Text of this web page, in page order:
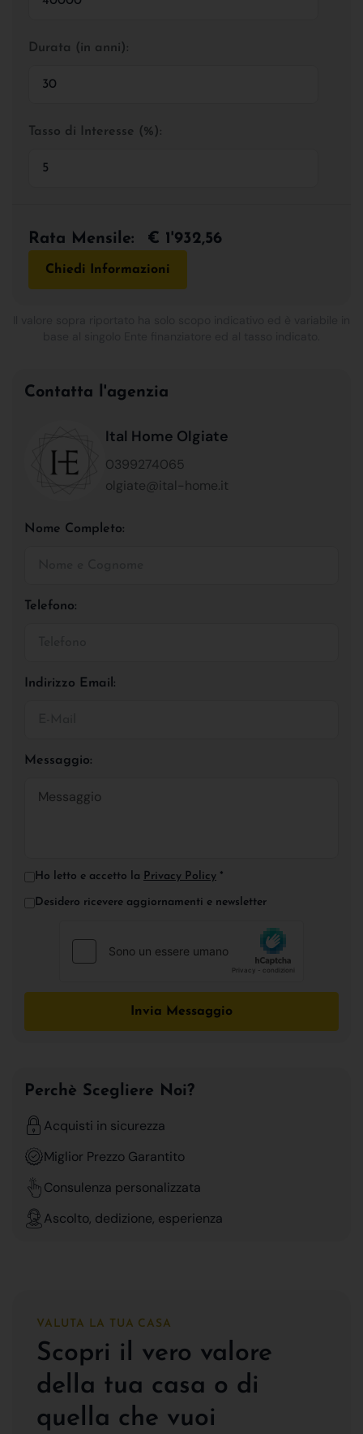
Durata (in anni):
Tasso di Interesse (%):
Rata Mensile: € 1'932,56
Chiedi Informazioni
Contatta l'agenzia
Ital Home Olgiate
0399274065
olgiate@ital-home.it
Nome Completo:
Telefono:
Indirizzo Email:
Messaggio:
Ho letto e accetto la Privacy Policy *
Desidero ricevere aggiornamenti e newsletter
Invia Messaggio
Perchè Scegliere Noi?
Acquisti in sicurezza
Miglior Prezzo Garantito
Consulenza personalizzata
Ascolto, dedizione, esperienza
VALUTA LA TUA CASA
Scopri il vero valore
della tua casa o di
quella che vuoi